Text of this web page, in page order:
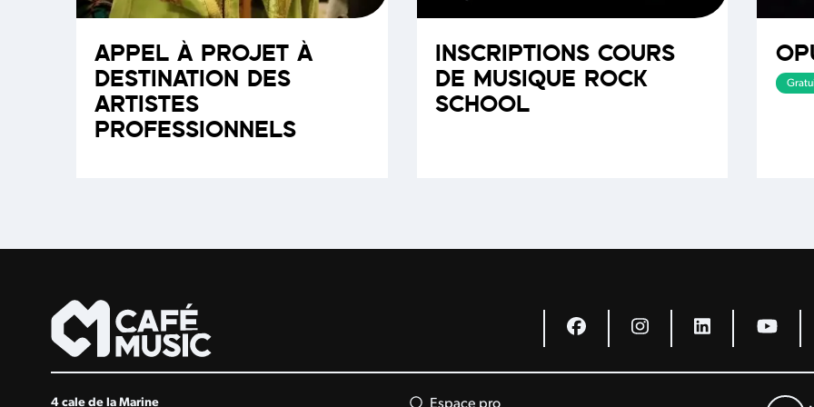
APPEL À PROJET À
DESTINATION DES
ARTISTES
PROFESSIONNELS
INSCRIPTIONS COURS
DE MUSIQUE ROCK
SCHOOL
4 cale de la Marine